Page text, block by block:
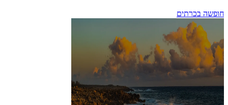
חופשה בכרתים